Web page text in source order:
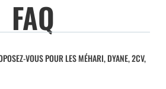
FAQ
VOUS POUR LES MÉHARI, DYANE, 2CV,